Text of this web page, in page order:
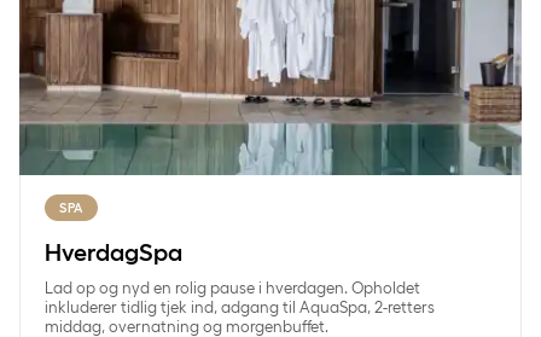
SPA
HverdagSpa
Lad op og nyd en rolig pause i hverdagen. Opholdet
inkluderer tidlig tjek ind, adgang til AquaSpa, 2-retters
middag, overnatning og morgenbuffet.